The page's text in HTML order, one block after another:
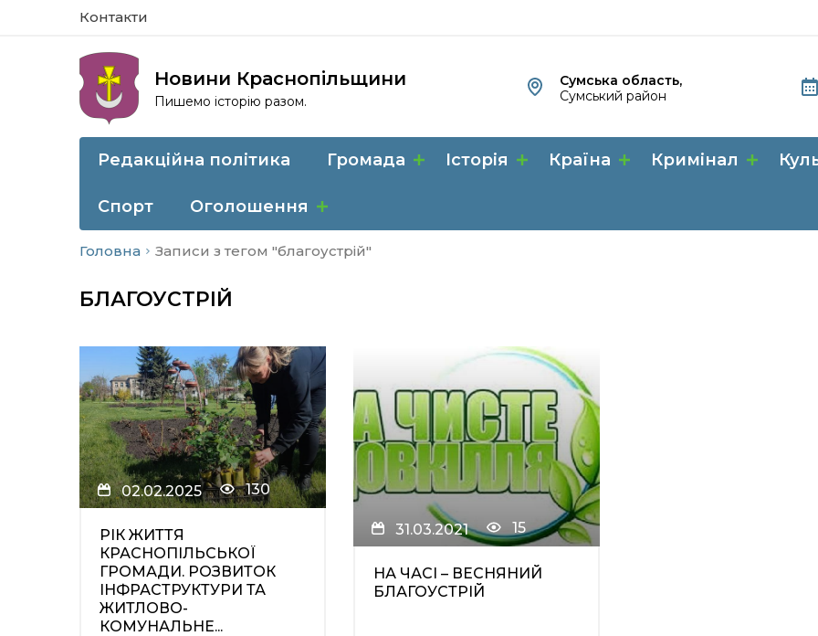
Контакти
Новини Краснопільщини
Пишемо історію разом.
Сумська область,
Сумський район
Редакційна політика Громада Історія Країна Кримінал
Спорт Оголошення
Головна Записи з тегом "благоустрій"
БЛАГОУСТРІЙ
02.02.2025 130
РІК ЖИТТЯ
КРАСНОПІЛЬСЬКОЇ
ГРОМАДИ. РОЗВИТОК
ІНФРАСТРУКТУРИ ТА
ЖИТЛОВО-
КОМУНАЛЬНЕ...
31.03.2021 15
НА ЧАСІ – ВЕСНЯНИЙ
БЛАГОУСТРІЙ